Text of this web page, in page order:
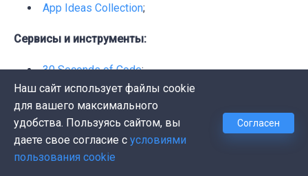
App Ideas Collection;
Сервисы и инструменты:
30 Seconds of Code;
Free-for.dev;
fullPage.js
Шаблоны и среды разработки/тестирования:
Наш сайт использует файлы cookie
для вашего максимального
удобства. Пользуясь сайтом, вы
даете свое согласие с условиями
пользования cookie
Согласен